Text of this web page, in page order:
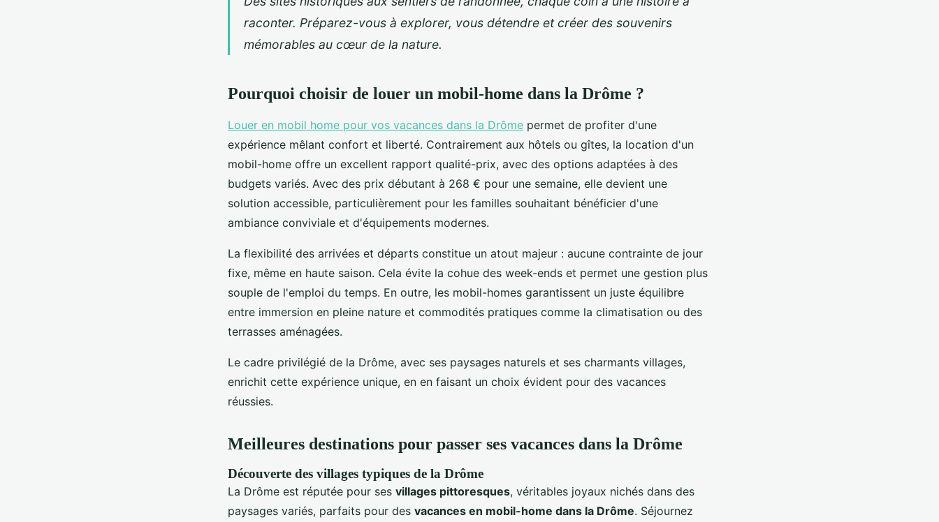
raconter. Préparez-vous à explorer, vous détendre et créer des souvenirs
mémorables au cœur de la nature.
Pourquoi choisir de louer un mobil-home dans la Drôme ?
Louer en mobil home pour vos vacances dans la Drôme permet de profiter d'une
expérience mêlant confort et liberté. Contrairement aux hôtels ou gîtes, la location d'un
mobil-home offre un excellent rapport qualité-prix, avec des options adaptées à des
budgets variés. Avec des prix débutant à 268 € pour une semaine, elle devient une
solution accessible, particulièrement pour les familles souhaitant bénéficier d'une
ambiance conviviale et d'équipements modernes.
La flexibilité des arrivées et départs constitue un atout majeur : aucune contrainte de jour
fixe, même en haute saison. Cela évite la cohue des week-ends et permet une gestion plus
souple de l'emploi du temps. En outre, les mobil-homes garantissent un juste équilibre
entre immersion en pleine nature et commodités pratiques comme la climatisation ou des
terrasses aménagées.
Le cadre privilégié de la Drôme, avec ses paysages naturels et ses charmants villages,
enrichit cette expérience unique, en en faisant un choix évident pour des vacances
réussies.
Meilleures destinations pour passer ses vacances dans la Drôme
Découverte des villages typiques de la Drôme
La Drôme est réputée pour ses villages pittoresques, véritables joyaux nichés dans des
paysages variés, parfaits pour des vacances en mobil-home dans la Drôme. Séjournez